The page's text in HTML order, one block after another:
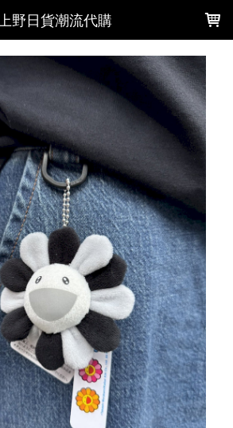
上野日貨潮流代購